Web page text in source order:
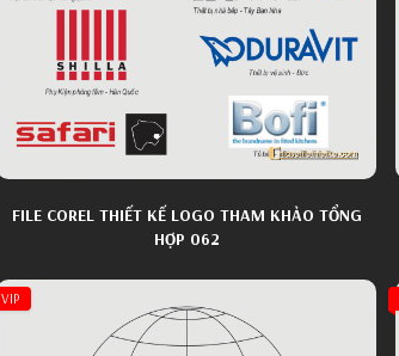
FILE COREL THIẾT KẾ LOGO THAM KHẢO TỔNG
HỢP 062
VIP